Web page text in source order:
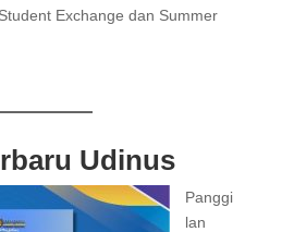
Exchange dan Summer
Udinus
Panggi
lan